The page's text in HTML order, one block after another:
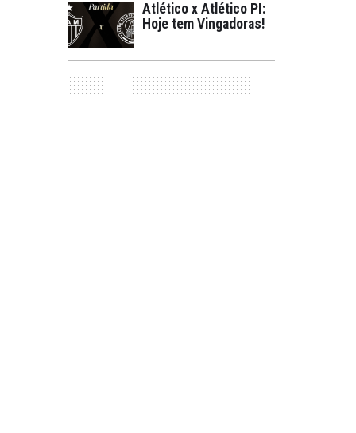
Atlético x Atlético PI:
Hoje tem Vingadoras!